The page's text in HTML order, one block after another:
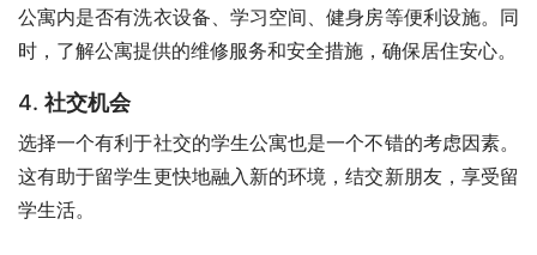
公寓内是否有洗衣设备、学习空间、健身房等便利设施。同
时，了解公寓提供的维修服务和安全措施，确保居住安心。
4. 社交机会
选择一个有利于社交的学生公寓也是一个不错的考虑因素。
这有助于留学生更快地融入新的环境，结交新朋友，享受留
学生活。